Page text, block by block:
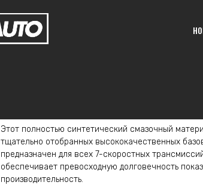
Этот полностью синтетический смазочный
тщательно отобранных высококачественных
предназначен для всех 7-скоростных
обеспечивает превосходную долговечность
производительность.